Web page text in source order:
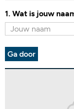
1. Wat is jouw
Ga door